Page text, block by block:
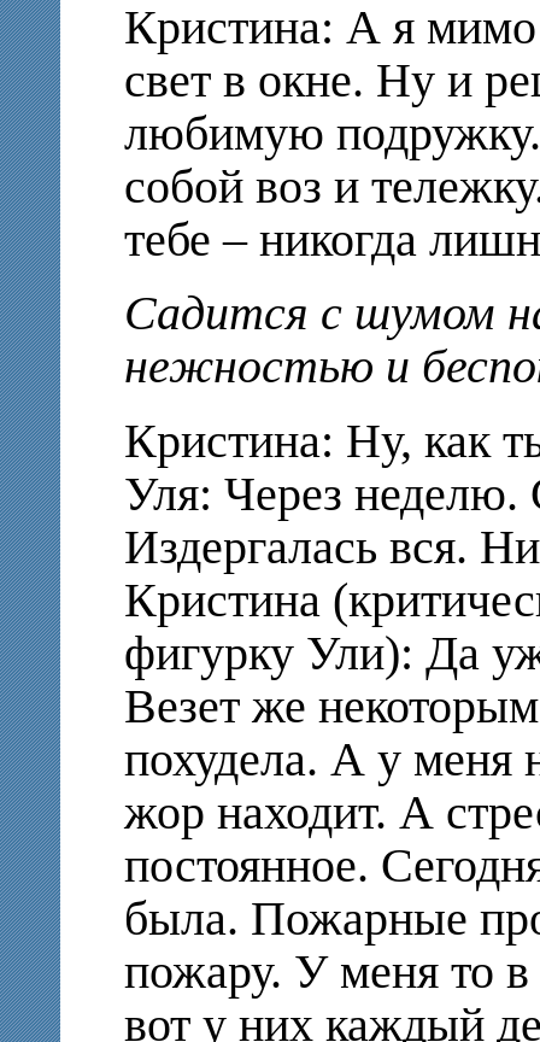
Кристина: А я мимо
свет в окне. Ну и
любимую
собой воз и
тебе – никогда
Садится с шумом
нежностью и
Кристина: Ну, как
Уля: Через
Издергалась вся.
Кристина
фигурку Ули): Да
Везет же
похудела. А у меня
жор находит. А
постоянное.
была. Пожарные
пожару. У меня то в
вот у них каждый